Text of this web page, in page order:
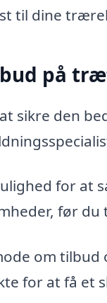
til dine
på
sikre den
for at
før
om
for at få et